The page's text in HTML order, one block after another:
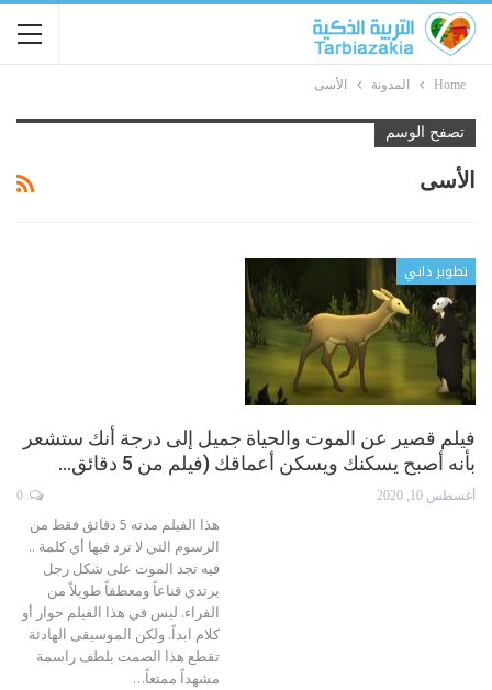
Home المدونة الأسى
تصفح الوسم
الأسى
تطوير ذاتي
فيلم قصير عن الموت والحياة جميل إلى درجة أنك ستشعر
بأنه أصبح يسكنك ويسكن أعماقك (فيلم من 5 دقائق…
أغسطس 10, 2020
هذا الفيلم مدته 5 دقائق فقط من
الرسوم التي لا ترد فيها أي كلمة ..
فيه تجد الموت على شكل رجل
يرتدي قناعاً ومعطفاً طويلاً من
الفراء. ليس في هذا الفيلم حوار أو
كلام ابداً. ولكن الموسيقى الهادئة
تقطع هذا الصمت بلطف راسمة
مشهداً ممتعاً…